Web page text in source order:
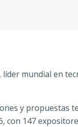
líder mundial en
y propuestas
con 147